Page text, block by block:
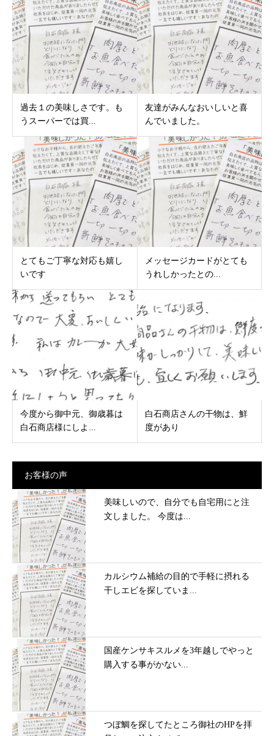
過去１の美味しさです。も
うスーパーでは買...
友達がみんなおいしいと喜
んでいました。
とてもご丁寧な対応も嬉し
いです
メッセージカードがとても
うれしかったとの...
今度から御中元、御歳暮は
白石商店様にしよ...
白石商店さんの干物は、鮮
度があり
お客様の声
美味しいので、自分でも自宅用にと注
文しました。 今度は...
カルシウム補給の目的で手軽に摂れる
干しエビを探していま...
国産ケンサキスルメを3年越しでやっと
購入する事がかない...
つぼ鯛を探してたところ御社のHPを拝